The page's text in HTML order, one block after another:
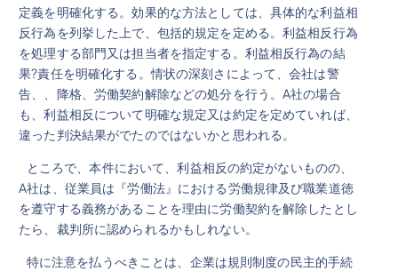
定義を明確化する。効果的な方法としては、具体的な利益相
反行為を列挙した上で、包括的規定を定める。利益相反行為
を処理する部門又は担当者を指定する。利益相反行為の結
果?責任を明確化する。情状の深刻さによって、会社は警
告、、降格、労働契約解除などの処分を行う。A社の場合
も、利益相反について明確な規定又は約定を定めていれば、
違った判決結果がでたのではないかと思われる。
ところで、本件において、利益相反の約定がないものの、
A社は、従業員は『労働法』における労働規律及び職業道徳
を遵守する義務があることを理由に労働契約を解除したとし
たら、裁判所に認められるかもしれない。
特に注意を払うべきことは、企業は規則制度の民主的手続